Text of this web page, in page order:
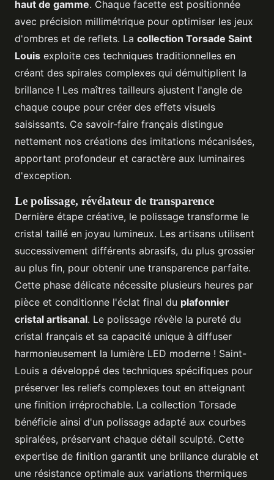
haut de gamme. Chaque facette est positionnée
avec précision millimétrique pour optimiser les jeux
d'ombres et de reflets. La collection Torsade Saint
Louis exploite ces techniques traditionnelles en
créant des spirales complexes qui démultiplient la
brillance ! Les maîtres tailleurs ajustent l'angle de
chaque coupe pour créer des effets visuels
saisissants. Ce savoir-faire français distingue
nettement nos créations des imitations mécanisées,
apportant profondeur et caractère aux luminaires
d'exception.
Le polissage, révélateur de transparence
Dernière étape créative, le polissage transforme le
cristal taillé en joyau lumineux. Les artisans utilisent
successivement différents abrasifs, du plus grossier
au plus fin, pour obtenir une transparence parfaite.
Cette phase délicate nécessite plusieurs heures par
pièce et conditionne l'éclat final du plafonnier
cristal artisanal. Le polissage révèle la pureté du
cristal français et sa capacité unique à diffuser
harmonieusement la lumière LED moderne ! Saint-
Louis a développé des techniques spécifiques pour
préserver les reliefs complexes tout en atteignant
une finition irréprochable. La collection Torsade
bénéficie ainsi d'un polissage adapté aux courbes
spiralées, préservant chaque détail sculpté. Cette
expertise de finition garantit une brillance durable et
une résistance optimale aux variations thermiques